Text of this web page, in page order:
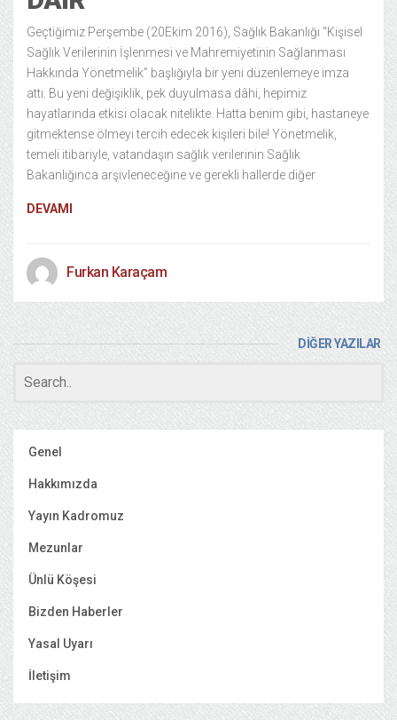
Geçtiğimiz Perşembe (20Ekim 2016), Sağlık Bakanlığı “Kişisel
Sağlık Verilerinin İşlenmesi ve Mahremiyetinin Sağlanması
Hakkında Yönetmelik” başlığıyla bir yeni düzenlemeye imza
attı. Bu yeni değişiklik, pek duyulmasa dâhi, hepimiz
hayatlarında etkisi olacak nitelikte. Hatta benim gibi, hastaneye
gitmektense ölmeyi tercih edecek kişileri bile! Yönetmelik,
temeli itibariyle, vatandaşın sağlık verilerinin Sağlık
Bakanlığınca arşivleneceğine ve gerekli hallerde diğer
DEVAMI
Furkan Karaçam
DİĞER YAZILAR
Genel
Hakkımızda
Yayın Kadromuz
Mezunlar
Ünlü Köşesi
Bizden Haberler
Yasal Uyarı
İletişim